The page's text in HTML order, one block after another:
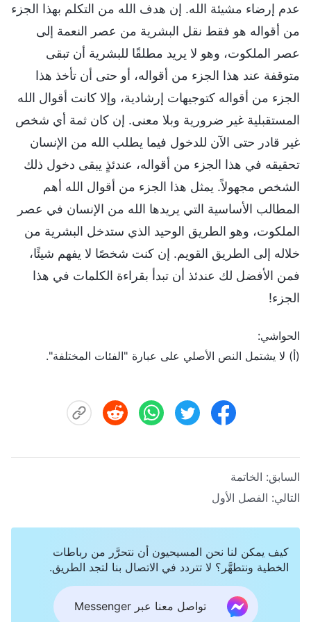
عدم إرضاء مشيئة الله. إن هدف الله من التكلم بهذا الجزء
من أقواله هو فقط نقل البشرية من عصر النعمة إلى
عصر الملكوت، وهو لا يريد مطلقًا للبشرية أن تبقى
متوقفة عند هذا الجزء من أقواله، أو حتى أن تأخذ هذا
الجزء من أقواله كتوجيهات إرشادية، وإلا كانت أقوال الله
المستقبلية غير ضرورية وبلا معنى. إن كان ثمة أي شخص
غير قادر حتى الآن للدخول فيما يطلب الله من الإنسان
تحقيقه في هذا الجزء من أقواله، عندئذٍ يبقى دخول ذلك
الشخص مجهولاً. يمثل هذا الجزء من أقوال الله أهم
المطالب الأساسية التي يريدها الله من الإنسان في عصر
الملكوت، وهو الطريق الوحيد الذي ستدخل البشرية من
خلاله إلى الطريق القويم. إن كنت شخصًا لا يفهم شيئًا،
فمن الأفضل لك عندئذ أن تبدأ بقراءة الكلمات في هذا
الجزء!
الحواشي:
(أ) لا يشتمل النص الأصلي على عبارة "الفئات المختلفة".
السابق: الخاتمة
التالي: الفصل الأول
كيف يمكن لنا نحن المسيحيون أن نتحرَّر من رباطات
الخطية ونتطهَّر؟ لا تتردد في الاتصال بنا لتجد الطريق.
تواصل معنا عبر Messenger